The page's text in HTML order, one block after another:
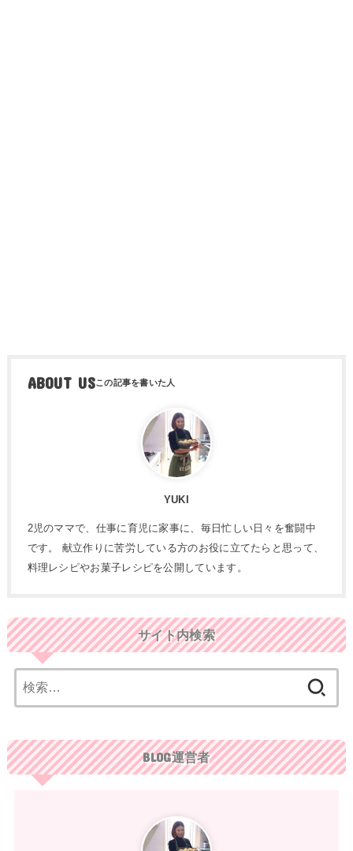
ABOUT US
YUKI
2児のママで、仕事に育児に家事に、毎日忙しい日々を奮闘中
です。 献立作りに苦労している方のお役に立てたらと思って、
料理レシピやお菓子レシピを公開しています。
サイト内検索
索:
BLOG運営者